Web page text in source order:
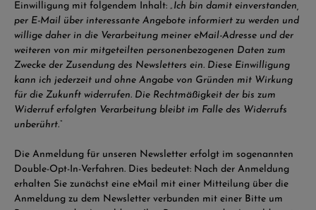
Einwilligung mit folgendem Inhalt: „Ich bin damit einverstanden,
per E-Mail über interessante Angebote informiert zu werden und
willige daher in die Verarbeitung meiner eMail-Adresse und der
weiteren von mir mitgeteilten personenbezogenen Daten zum
Zwecke der Zusendung des Newsletters ein. Diese Einwilligung
kann ich jederzeit und ohne Angabe von Gründen mit Wirkung
für die Zukunft widerrufen. Die Rechtmäßigkeit der bis zum
Widerruf erfolgten Verarbeitung bleibt im Falle des Widerrufs
unberührt.“
Die Anmeldung für unseren Newsletter erfolgt im sogenannten
Double-Opt-In-Verfahren. Dies bedeutet: Nach der Anmeldung
erhalten Sie zunächst eine eMail mit einer Mitteilung über die
Anmeldung zu dem Newsletter verbunden mit einer Bitte um